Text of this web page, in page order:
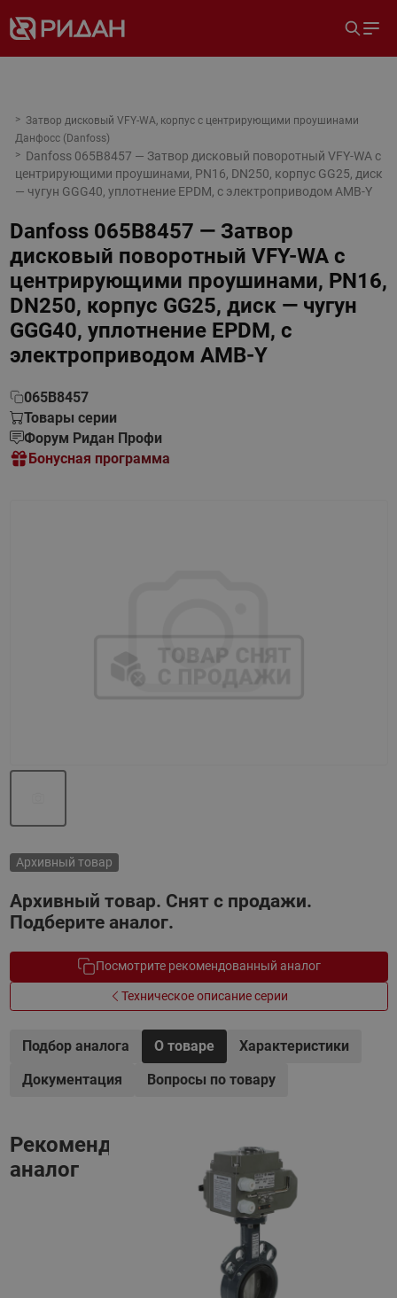
Затвор дисковый VFY-WA, корпус с центрирующими проушинами
Данфосс (Danfoss)
Danfoss 065B8457 — Затвор дисковый поворотный VFY-WA с
центрирующими проушинами, PN16, DN250, корпус GG25, диск
— чугун GGG40, уплотнение EPDM, с электроприводом AMB-Y
Danfoss 065B8457 — Затвор
дисковый поворотный VFY-WA с
центрирующими проушинами, PN16,
DN250, корпус GG25, диск — чугун
GGG40, уплотнение EPDM, с
электроприводом AMB-Y
065B8457
Товары серии
Форум Ридан Профи
Бонусная программа
Архивный товар
Архивный товар. Снят с продажи.
Подберите аналог.
Посмотрите рекомендованный аналог
Техническое описание серии
Подбор аналога О товаре
Характеристики
Документация
Вопросы по товару
Рекомендованный
аналог